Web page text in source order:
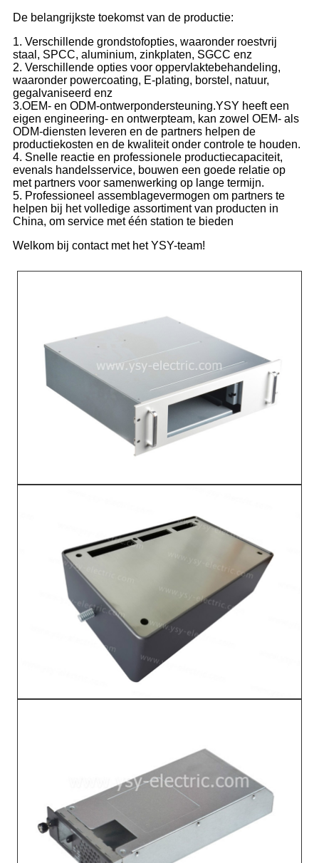
De belangrijkste toekomst van de productie:
1. Verschillende grondstofopties, waaronder roestvrij
staal, SPCC, aluminium, zinkplaten, SGCC enz
2. Verschillende opties voor oppervlaktebehandeling,
waaronder powercoating, E-plating, borstel, natuur,
gegalvaniseerd enz
3.OEM- en ODM-ontwerpondersteuning.YSY heeft een
eigen engineering- en ontwerpteam, kan zowel OEM- als
ODM-diensten leveren en de partners helpen de
productiekosten en de kwaliteit onder controle te houden.
4. Snelle reactie en professionele productiecapaciteit,
evenals handelsservice, bouwen een goede relatie op
met partners voor samenwerking op lange termijn.
5. Professioneel assemblagevermogen om partners te
helpen bij het volledige assortiment van producten in
China, om service met één station te bieden
Welkom bij contact met het YSY-team!